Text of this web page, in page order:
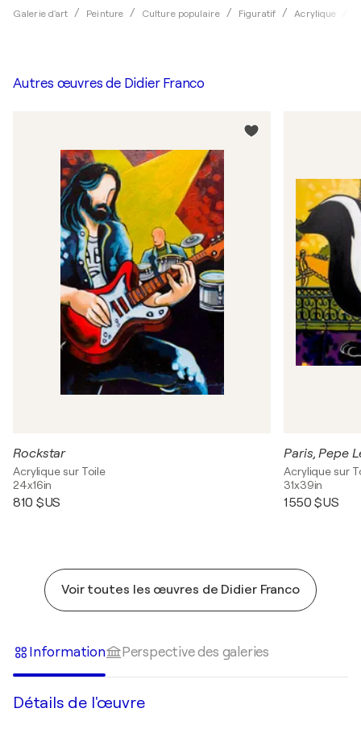
Galerie d'art Peinture Culture populaire Figuratif Acrylique
Autres œuvres de Didier Franco
Rockstar
Acrylique sur Toile
24x16in
810 $US
Paris, Pepe
Acrylique sur
31x39in
1 550 $US
Voir toutes les œuvres de Didier Franco
Information Perspective des galeries
Détails de l'œuvre